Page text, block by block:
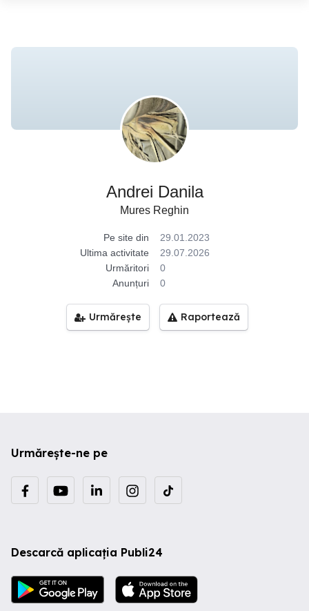
Andrei Danila
Mures Reghin
Pe site din
29.01.2023
Ultima activitate
29.07.2026
Urmăritori
0
Anunțuri
0
Urmărește Raportează
Urmărește-ne pe
Descarcă aplicația Publi24